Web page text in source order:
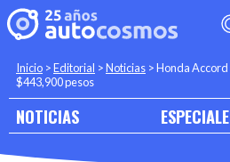
Inicio >Editorial >Noticias >Honda Accord
$443,900 pesos
NOTICIAS